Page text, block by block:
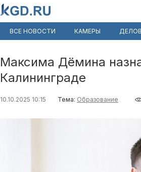
ВСЕ НОВОСТИ КАМЕРЫ
Максима Дёмина
Калининграде
10.10.2025 10:15 Тема: Образование